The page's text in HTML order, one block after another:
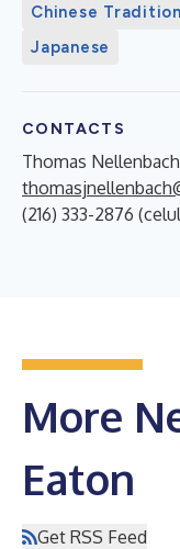
Chinese
Japanese
CONTACTS
Thomas Nellenbach
(216) 333-2876
More
Eaton
Get RSS Feed